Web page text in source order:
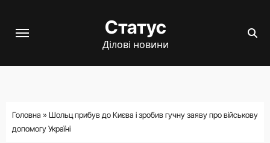
Статус
Ділові новини
Головна » Шольц прибув до Києва і зробив гучну заяву про військову
допомогу Україні